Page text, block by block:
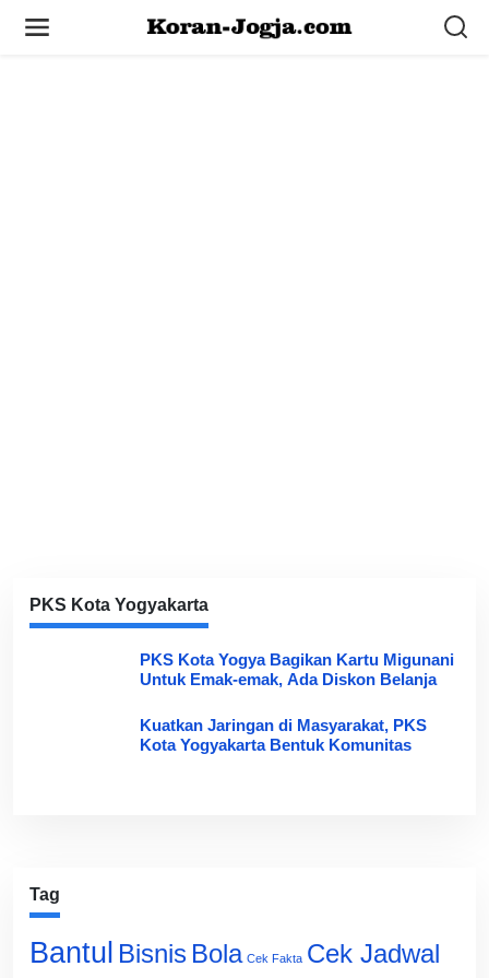
PKS Kota Yogyakarta
PKS Kota Yogya Bagikan Kartu Migunani
Untuk Emak-emak, Ada Diskon Belanja
Kuatkan Jaringan di Masyarakat, PKS
Kota Yogyakarta Bentuk Komunitas
Tag
Bantul Bisnis Bola Cek Fakta Cek Jadwal